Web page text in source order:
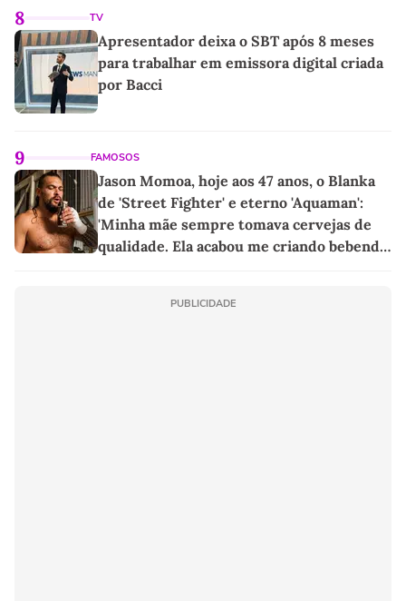
8 TV
Apresentador deixa o SBT após 8 meses
para trabalhar em emissora digital criada
por Bacci
9 FAMOSOS
Jason Momoa, hoje aos 47 anos, o Blanka
de 'Street Fighter' e eterno 'Aquaman':
'Minha mãe sempre tomava cervejas de
qualidade. Ela acabou me criando bebendo
PUBLICIDADE